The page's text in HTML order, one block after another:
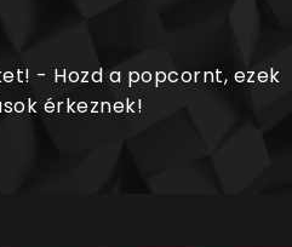
- Hozd a popcornt, ezek
érkeznek!